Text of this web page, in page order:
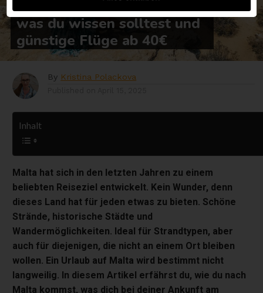
Urlaub auf Malta? Alles,
was du wissen solltest und
günstige Flüge ab 40€
By Kristina Polackova
Inhalt
Malta hat sich in den letzten Jahren zu einem
beliebten Reiseziel entwickelt. Kein Wunder, denn
dieses Land hat für jeden etwas zu bieten. Schöne
Strände, historische Städte und
Wandermöglichkeiten. Ideal für Strandtypen, aber
auch für diejenigen, die nicht an einem Ort bleiben
wollen. Ein Urlaub auf Malta wird bestimmt nicht
langweilig. In diesem Artikel erfährst du, wie du nach
Malta kommst, was dich bei deiner Ankunft am